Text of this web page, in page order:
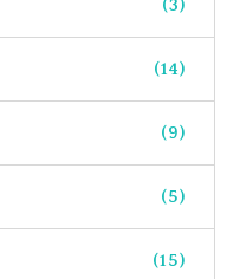
(3)
(14)
(9)
(5)
(15)